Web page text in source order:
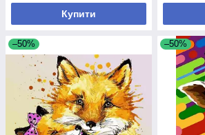
Купити
–50% –50%